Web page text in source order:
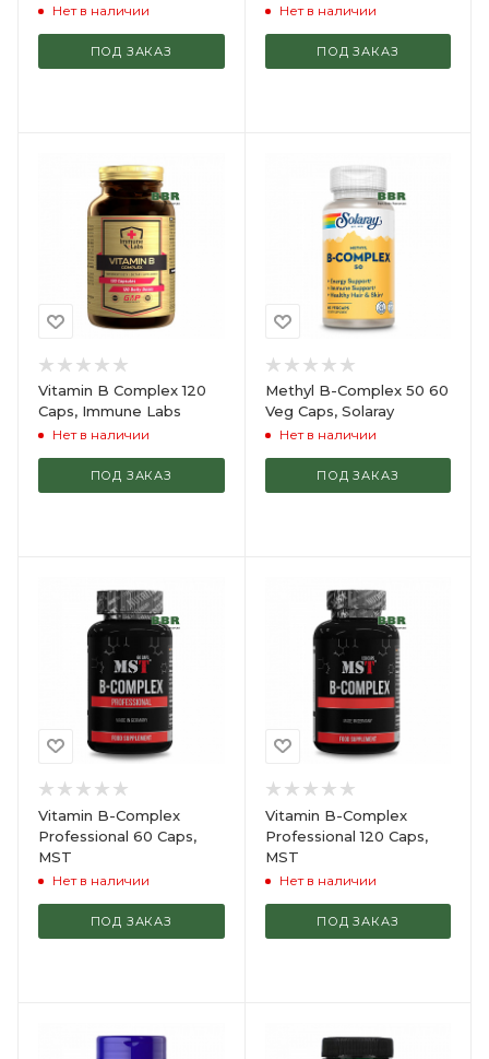
Нет в наличии
ПОД ЗАКАЗ
Нет в наличии
ПОД ЗАКАЗ
Vitamin B Complex 120
Caps, Immune Labs
Нет в наличии
ПОД ЗАКАЗ
Methyl B-Complex 50 60
Veg Caps, Solaray
Нет в наличии
ПОД ЗАКАЗ
Vitamin B-Complex
Professional 60 Caps,
MST
Нет в наличии
ПОД ЗАКАЗ
Vitamin B-Complex
Professional 120 Caps,
MST
Нет в наличии
ПОД ЗАКАЗ